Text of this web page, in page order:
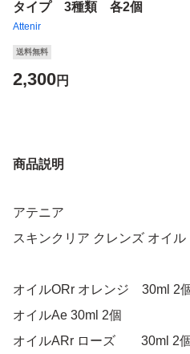
タイプ 3種類 各2個
Attenir
送料無料
2,300円
商品説明
アテニア
スキンクリア クレンズ オイ
オイルORr オレンジ 30ml 2
オイルAe 30ml 2個
オイルARr ローズ 30ml 2